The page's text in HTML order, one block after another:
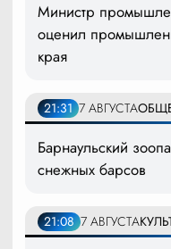
Министр
оценил
края
21:31 7 АВГУСТА
Барнаульский
снежных барсов
21:08 7 АВГУСТА